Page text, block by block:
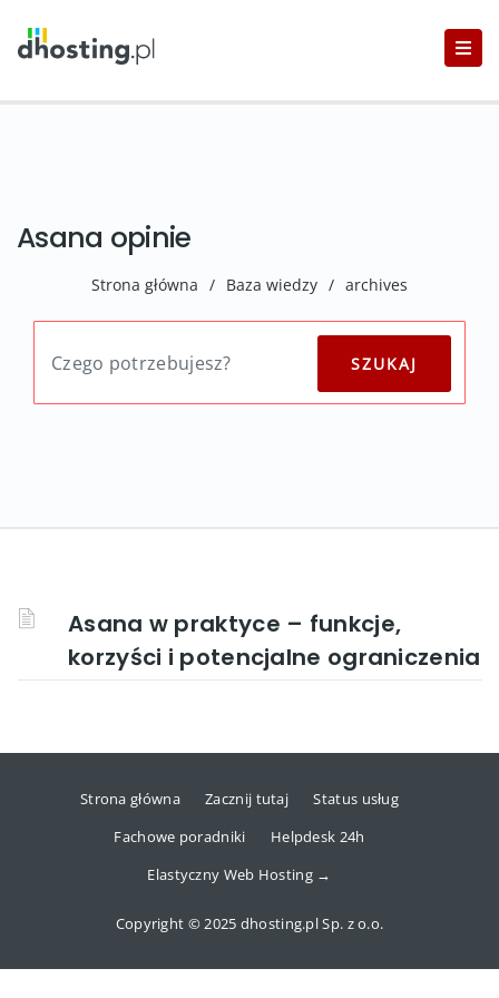
Asana opinie
Strona główna / Baza wiedzy / archives
Asana w praktyce – funkcje,
korzyści i potencjalne ograniczenia
Strona główna Zacznij tutaj
Status usług
Fachowe poradniki
Helpdesk 24h
Elastyczny Web Hosting →
Copyright © 2025 dhosting.pl Sp. z o.o.